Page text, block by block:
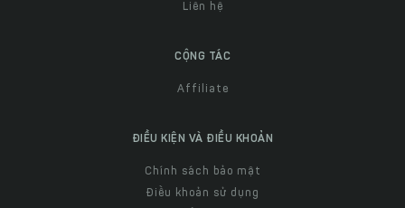
Liên hệ
CỘNG TÁC
Affiliate
ĐIỀU KIỆN VÀ ĐIỀU KHOẢN
Chính sách bảo mật
Điều khoản sử dụng